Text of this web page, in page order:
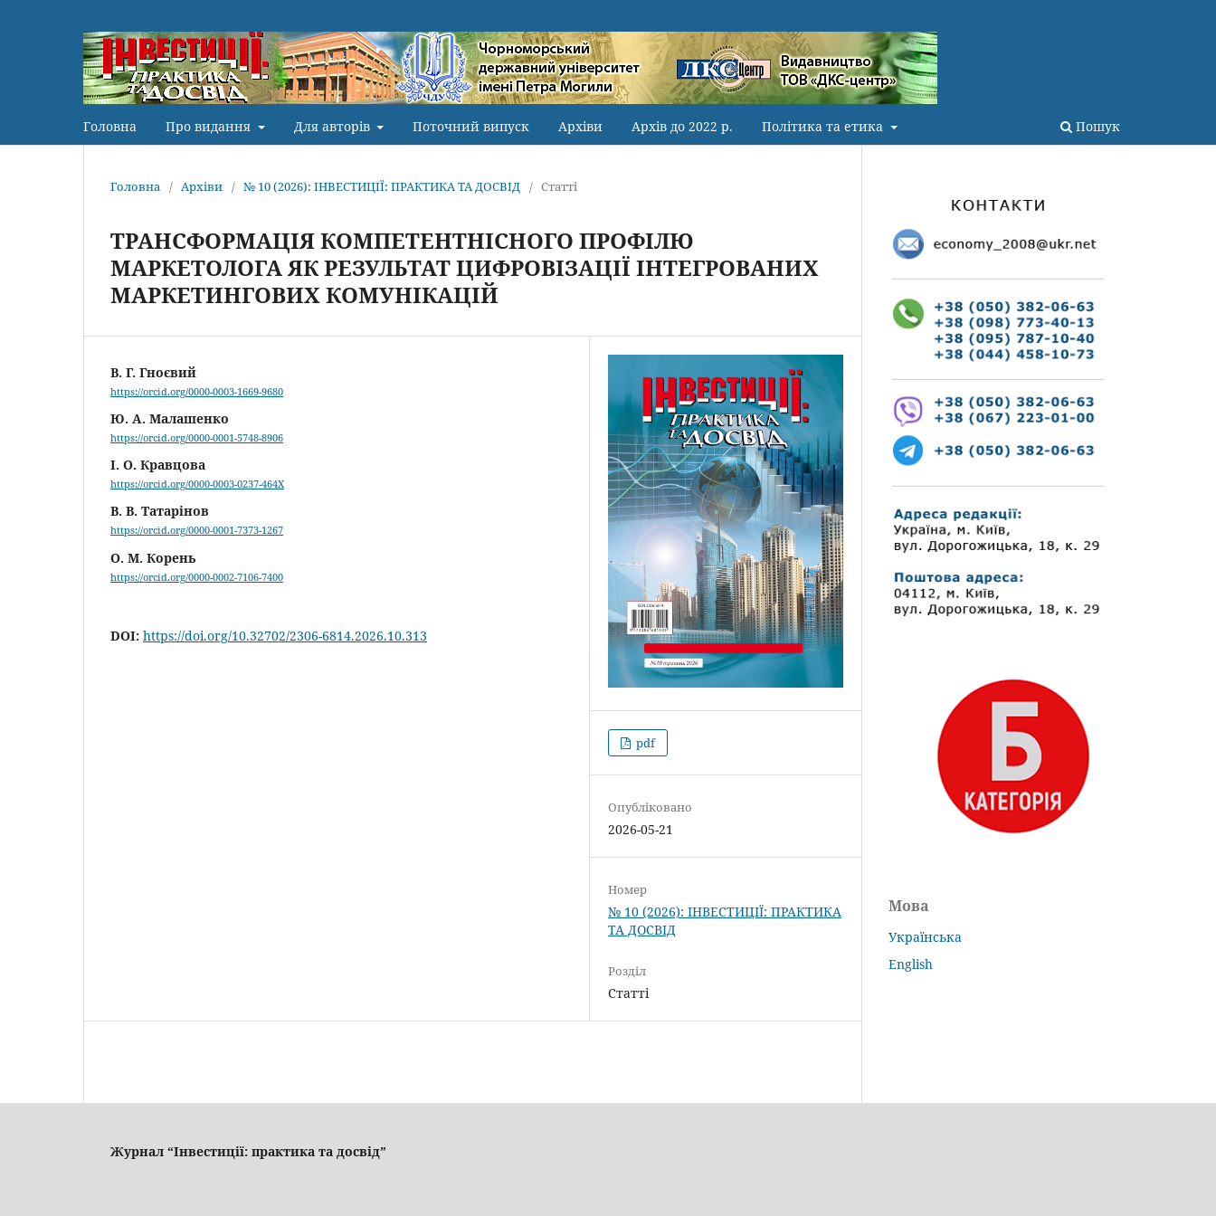
Головна Про видання Для авторів Поточний випуск Архіви Архів до 2022 р. Політика та етика Пошук
Головна / Архіви / № 10 (2026): ІНВЕСТИЦІЇ: ПРАКТИКА ТА ДОСВІД / Статті
ТРАНСФОРМАЦІЯ КОМПЕТЕНТНІСНОГО ПРОФІЛЮ
МАРКЕТОЛОГА ЯК РЕЗУЛЬТАТ ЦИФРОВІЗАЦІЇ ІНТЕГРОВАНИХ
МАРКЕТИНГОВИХ КОМУНІКАЦІЙ
В. Г. Гноєвий
https://orcid.org/0000-0003-1669-9680
Ю. А. Малашенко
https://orcid.org/0000-0001-5748-8906
І. О. Кравцова
https://orcid.org/0000-0003-0237-464X
В. В. Татарінов
https://orcid.org/0000-0001-7373-1267
О. М. Корень
https://orcid.org/0000-0002-7106-7400
DOI: https://doi.org/10.32702/2306-6814.2026.10.313
pdf
Опубліковано
2026-05-21
Номер
№ 10 (2026): ІНВЕСТИЦІЇ: ПРАКТИКА
ТА ДОСВІД
Розділ
Статті
Мова
Українська
English
Журнал “Інвестиції: практика та досвід”